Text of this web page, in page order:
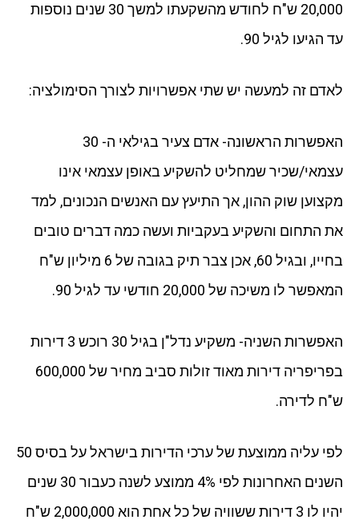
20,000 ש"ח לחודש מהשקעתו למשך 30 שנים נוספות
עד הגיעו לגיל 90.
לאדם זה למעשה יש שתי אפשרויות לצורך הסימולציה:
האפשרות הראשונה- אדם צעיר בגילאי ה- 30
עצמאי/שכיר שמחליט להשקיע באופן עצמאי אינו
מקצוען שוק ההון, אך התיעץ עם האנשים הנכונים, למד
את התחום והשקיע בעקביות ועשה כמה דברים טובים
בחייו, ובגיל 60, אכן צבר תיק בגובה של 6 מיליון ש"ח
המאפשר לו משיכה של 20,000 חודשי עד לגיל 90.
האפשרות השניה- משקיע נדל"ן בגיל 30 רוכש 3 דירות
בפריפריה דירות מאוד זולות סביב מחיר של 600,000
ש"ח לדירה.
לפי עליה ממוצעת של ערכי הדירות בישראל על בסיס 50
השנים האחרונות לפי 4% ממוצע לשנה כעבור 30 שנים
יהיו לו 3 דירות ששוויה של כל אחת הוא 2,000,000 ש"ח